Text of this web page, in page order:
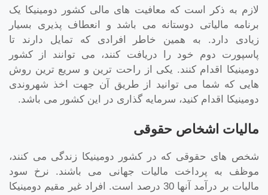
لازم به ذکر است که معافیت های مالی کشور دومینیکا یک
برنامه مالیاتی دوستانه می باشد و انعطاف پذیری بسیار
زیادی دارد. به همین خاطر افرادی که تمایل دارند تا
پاسپورت دوم خود را دریافت کنند، می توانند از کشور
دومینیکا اقدام کنند. یکی از راحت ترین و سریع ترین روش
هایی که شما می توانید از طریق آن جهت اخذ شهروندی
دومینیکا اقدام کنید، سرمایه گذاری در این کشور می باشد.
مالیات اشخاص حقوقی
شخص های حقوقی که در کشور دومینیکا زندگی می کنند،
موظف به پرداخت مالیات جهانی می باشند. نرخ سود
مالیات بر درآمد آنها 30 درصد است. افراد غیر مقیم دومینیکا